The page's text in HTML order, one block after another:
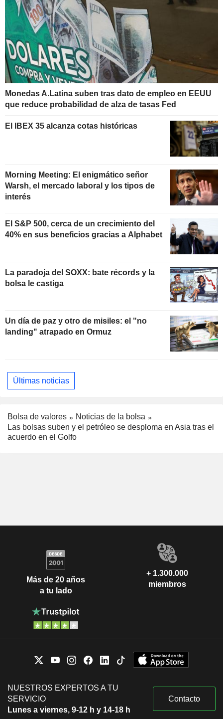
Monedas A.Latina suben tras dato de empleo en EEUU
que reduce probabilidad de alza de tasas Fed
El IBEX 35 alcanza cotas históricas
Morning Meeting: El enigmático señor
Warsh, el mercado laboral y los tipos de
interés
El S&P 500, cerca de un crecimiento del
40% en sus beneficios gracias a Alphabet
La paradoja del SOXX: bate récords y la
bolsa le castiga
Un día de paz y otro de misiles: el "no
landing" atrapado en Ormuz
Últimas noticias
Bolsa de valores
Noticias de la bolsa
Las bolsas suben y el petróleo se desploma en Asia tras el
acuerdo en el Golfo
Más de 20 años
a tu lado
+ 1.300.000
miembros
NUESTROS EXPERTOS A TU
SERVICIO
Lunes a viernes, 9-12 h y 14-18 h
Contacto